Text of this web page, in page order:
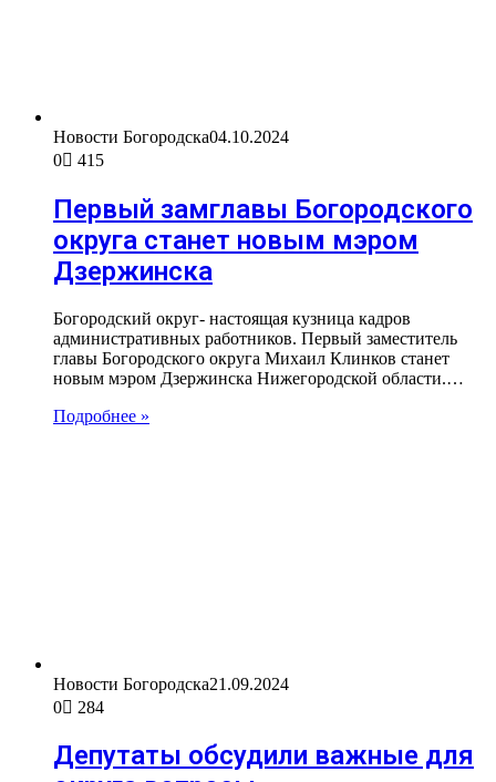
Новости Богородска04.10.2024
0
415
Первый замглавы Богородского
округа станет новым мэром
Дзержинска
Богородский округ- настоящая кузница кадров
административных работников. Первый заместитель
главы Богородского округа Михаил Клинков станет
новым мэром Дзержинска Нижегородской области.…
Подробнее »
Новости Богородска21.09.2024
0
284
Депутаты обсудили важные для